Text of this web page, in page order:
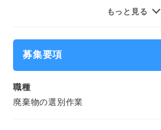
★もちろん社会保険完備
ご応募心よりお待ちしております（
開封した袋から選別機に投入するお仕
もっと見る
募集要項
職種
廃棄物の選別作業